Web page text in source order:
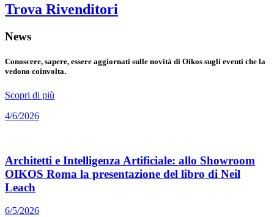
Trova Rivenditori
News
Conoscere, sapere, essere aggiornati sulle novità di Oikos sugli eventi che la
vedono coinvolta.
Scopri di più
4/6/2026
Architetti e Intelligenza Artificiale: allo Showroom
OIKOS Roma la presentazione del libro di Neil
Leach
6/5/2026